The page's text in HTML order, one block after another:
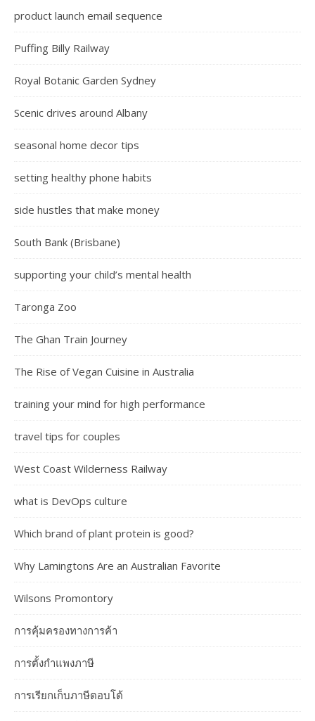
product launch email sequence
Puffing Billy Railway
Royal Botanic Garden Sydney
Scenic drives around Albany
seasonal home decor tips
setting healthy phone habits
side hustles that make money
South Bank (Brisbane)
supporting your child’s mental health
Taronga Zoo
The Ghan Train Journey
The Rise of Vegan Cuisine in Australia
training your mind for high performance
travel tips for couples
West Coast Wilderness Railway
what is DevOps culture
Which brand of plant protein is good?
Why Lamingtons Are an Australian Favorite
Wilsons Promontory
การคุ้มครองทางการค้า
การตั้งกำแพงภาษี
การเรียกเก็บภาษีตอบโต้